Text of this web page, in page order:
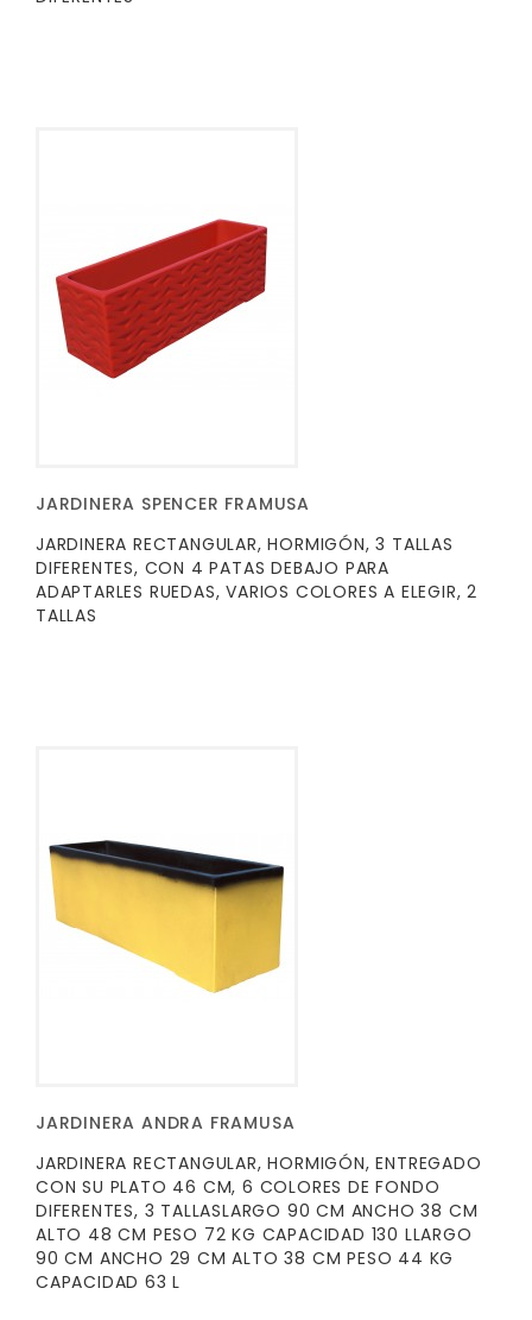
JARDINERA SPENCER FRAMUSA
JARDINERA RECTANGULAR, HORMIGÓN, 3 TALLAS
DIFERENTES, CON 4 PATAS DEBAJO PARA
ADAPTARLES RUEDAS, VARIOS COLORES A ELEGIR, 2
TALLAS
JARDINERA ANDRA FRAMUSA
JARDINERA RECTANGULAR, HORMIGÓN, ENTREGADO
CON SU PLATO 46 CM, 6 COLORES DE FONDO
DIFERENTES, 3 TALLASLARGO 90 CM ANCHO 38 CM
ALTO 48 CM PESO 72 KG CAPACIDAD 130 LLARGO
90 CM ANCHO 29 CM ALTO 38 CM PESO 44 KG
CAPACIDAD 63 L